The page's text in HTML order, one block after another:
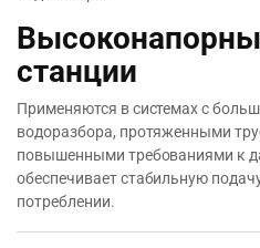
станции
Применяются в системах с
водоразбора, протяженными
повышенными требованиями к
обеспечивает стабильную
потреблении.